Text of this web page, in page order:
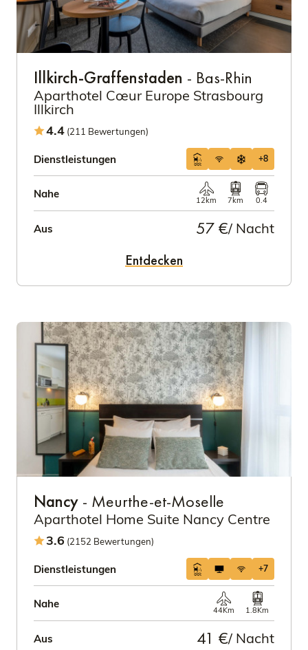
Illkirch-Graffenstaden - Bas-Rhin
Aparthotel Cœur Europe Strasbourg
Illkirch
4.4 (211 Bewertungen)
Dienstleistungen +8
Nahe
12km 7km 0.4
Aus 57 €/ Nacht
Entdecken
Nancy - Meurthe-et-Moselle
Aparthotel Home Suite Nancy Centre
3.6 (2152 Bewertungen)
Dienstleistungen +7
Nahe
44Km 1.8Km
Aus 41 €/ Nacht